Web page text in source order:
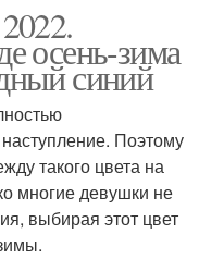
осень-зима
синий
Поэтому
такого цвета на
многие девушки не
выбирая этот цвет